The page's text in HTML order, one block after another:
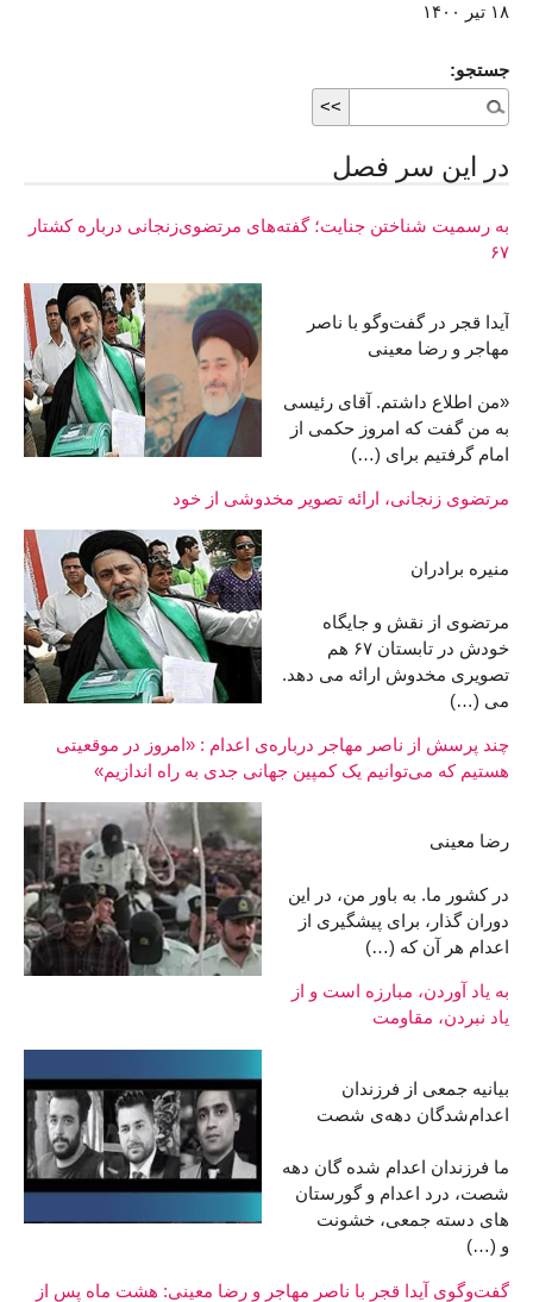
۱۸ تیر ۱۴۰۰
جستجو:
در اين سر فصل
به رسمیت شناختن جنایت؛ گفته‌های مرتضوی‌زنجانی درباره کشتار
۶۷
آیدا قجر در گفت‌وگو با ناصر
مهاجر و رضا معینی
«من اطلاع داشتم. آقای رئيسی
به من گفت که امروز حکمی از
امام گرفتیم برای (…)
مرتضوی زنجانی، ارائه تصویر مخدوشی از خود
منیره برادران
مرتضوی از نقش و جایگاه
خودش در تابستان ۶۷ هم
تصویری مخدوش ارائه می دهد.
می (…)
چند پرسش از ناصر مهاجر درباره‌ی اعدام : «امروز در موقعیتی
هستیم که می‌توانیم یک کمپین جهانی جدی به راه اندازیم»
رضا معینی
در کشور ما. به باور من، در این
دوران گذار، برای پیشگیری از
اعدام هر آن که (…)
به یاد آوردن، مبارزه است و از
یاد نبردن، مقاومت
بیانیه جمعی از فرزندان
اعدام‌شدگان دهه‌ی شصت
ما فرزندان اعدام شده گان دهه
شصت، درد اعدام و گورستان
های دسته جمعی، خشونت
و (…)
گفت‌وگوی آیدا قجر با ناصر مهاجر و رضا معینی: هشت ماه پس از